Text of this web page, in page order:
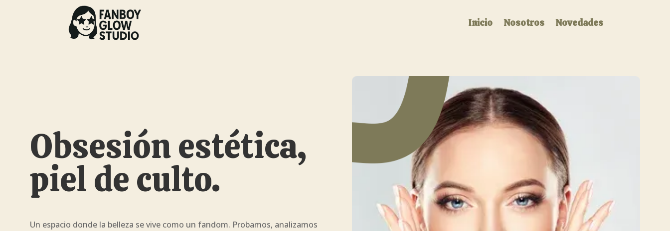
Inicio Nosotros Novedades
Obsesión estética,
piel de culto.
Un espacio donde la belleza se vive como un fandom. Probamos, analizamos